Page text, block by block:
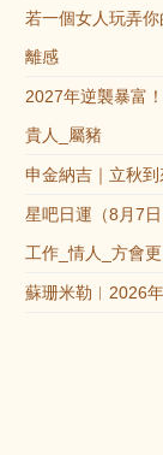
若一個女人玩弄
離感
2027年逆襲暴富
貴人_屬豬
申金納吉｜立秋
星吧日運（8月7
工作_情人_方會更
蘇珊米勒︱2026